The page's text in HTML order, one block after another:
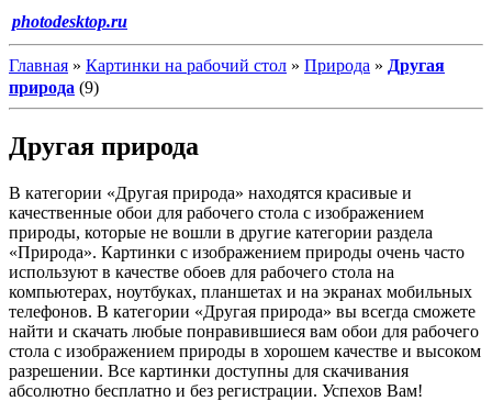
photodesktop.ru
Главная » Картинки на рабочий стол » Природа » Другая
природа (9)
Другая природа
В категории «Другая природа» находятся красивые и
качественные обои для рабочего стола с изображением
природы, которые не вошли в другие категории раздела
«Природа». Картинки с изображением природы очень часто
используют в качестве обоев для рабочего стола на
компьютерах, ноутбуках, планшетах и на экранах мобильных
телефонов. В категории «Другая природа» вы всегда сможете
найти и скачать любые понравившиеся вам обои для рабочего
стола с изображением природы в хорошем качестве и высоком
разрешении. Все картинки доступны для скачивания
абсолютно бесплатно и без регистрации. Успехов Вам!